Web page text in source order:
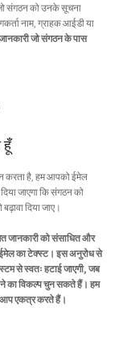
संगठन को उनके सूचना
नाम, ग्राहक आईडी या
जो संगठन के पास
हूँ
करता है, हम आपको ईमेल
जाएगा कि संगठन को
दिया जाए।
जानकारी को संसाधित और
का टेक्स्ट। इस अनुरोध से
से स्वतः हटाई जाएगी, जब
का विकल्प चुन सकते हैं। हम
आप एकत्र करते हैं।